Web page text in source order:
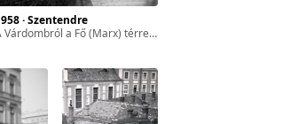
1958 · Szentendre
a Várdombról a Fő (Marx) térre vezető Hild (ekkor névtelen) lépcső.